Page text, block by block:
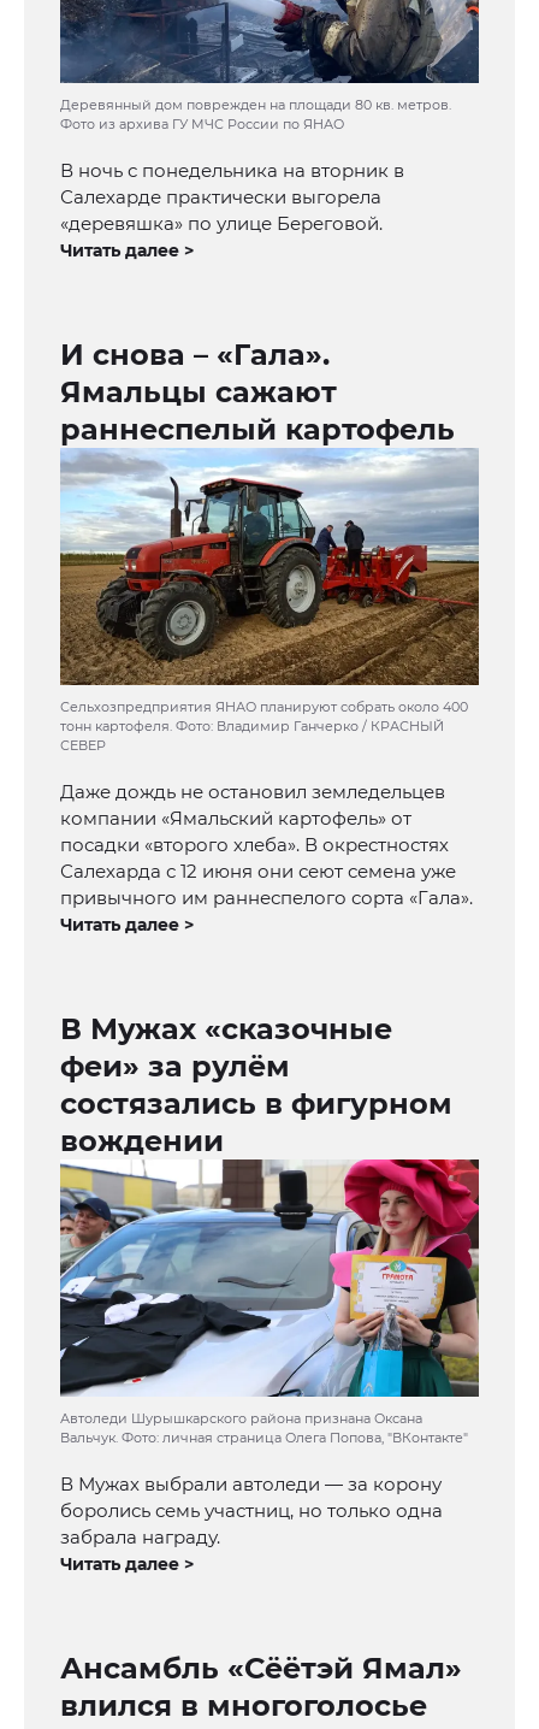
Деревянный дом поврежден на площади 80 кв. метров.
Фото из архива ГУ МЧС России по ЯНАО
В ночь с понедельника на вторник в
Салехарде практически выгорела
«деревяшка» по улице Береговой.
Читать далее >
И снова – «Гала».
Ямальцы сажают
раннеспелый картофель
Сельхозпредприятия ЯНАО планируют собрать около 400
тонн картофеля. Фото: Владимир Ганчерко / КРАСНЫЙ
СЕВЕР
Даже дождь не остановил земледельцев
компании «Ямальский картофель» от
посадки «второго хлеба». В окрестностях
Салехарда с 12 июня они сеют семена уже
привычного им раннеспелого сорта «Гала».
Читать далее >
В Мужах «сказочные
феи» за рулём
состязались в фигурном
вождении
Автоледи Шурышкарского района признана Оксана
Вальчук. Фото: личная страница Олега Попова, "ВКонтакте"
В Мужах выбрали автоледи — за корону
боролись семь участниц, но только одна
забрала награду.
Читать далее >
Ансамбль «Сёётэй Ямал»
влился в многоголосье